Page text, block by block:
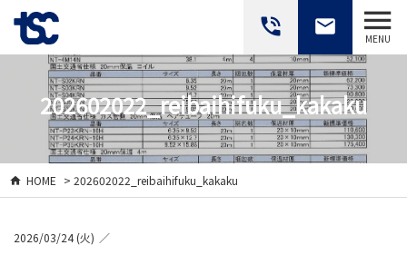
MENU
phone_in_talk email
202602022_reibaihifuku_kakaku
HOME > 202602022_reibaihifuku_kakaku
2026/03/24 (火)